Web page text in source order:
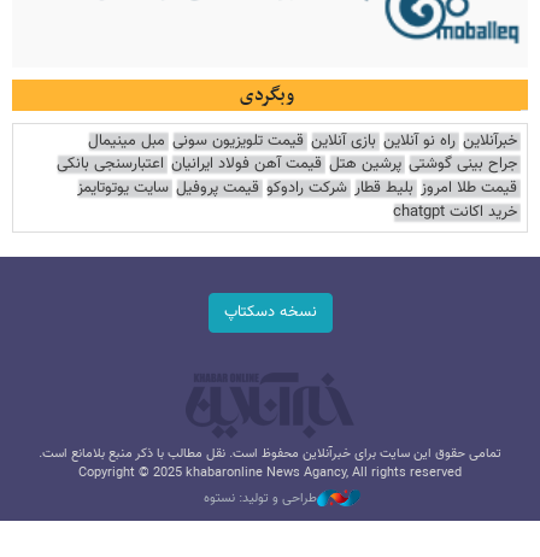
وبگردی
خبرآنلاین راه نو آنلاین بازی آنلاین قیمت تلویزیون سونی مبل مینیمال
جراح بینی گوشتی پرشین هتل قیمت آهن فولاد ایرانیان اعتبارسنجی بانکی
قیمت طلا امروز بلیط قطار شرکت رادوکو قیمت پروفیل سایت یوتوتایمز
خرید اکانت chatgpt
نسخه دسکتاپ
تمامی حقوق این سایت برای خبرآنلاین محفوظ است. نقل مطالب با ذکر منبع بلامانع است.
Copyright © 2025 khabaronline News Agancy, All rights reserved
طراحی و تولید: نستوه